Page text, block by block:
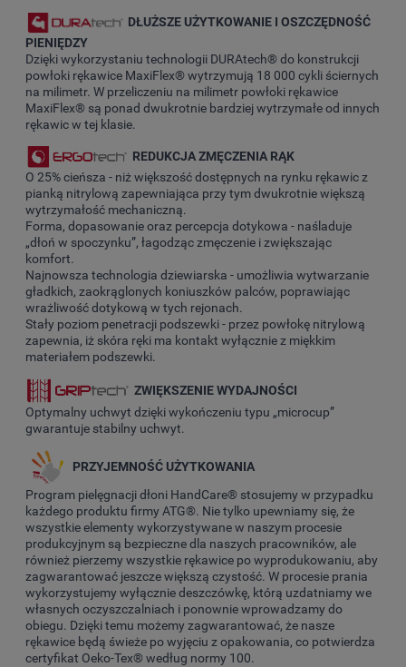
DŁUŻSZE UŻYTKOWANIE I OSZCZĘDNOŚĆ
PIENIĘDZY
Dzięki wykorzystaniu technologii DURAtech® do konstrukcji
powłoki rękawice MaxiFlex® wytrzymują 18 000 cykli ściernych
na milimetr. W przeliczeniu na milimetr powłoki rękawice
MaxiFlex® są ponad dwukrotnie bardziej wytrzymałe od innych
rękawic w tej klasie.
REDUKCJA ZMĘCZENIA RĄK
O 25% cieńsza - niż większość dostępnych na rynku rękawic z
pianką nitrylową zapewniająca przy tym dwukrotnie większą
wytrzymałość mechaniczną.
Forma, dopasowanie oraz percepcja dotykowa - naśladuje
„dłoń w spoczynku”, łagodząc zmęczenie i zwiększając
komfort.
Najnowsza technologia dziewiarska - umożliwia wytwarzanie
gładkich, zaokrąglonych koniuszków palców, poprawiając
wrażliwość dotykową w tych rejonach.
Stały poziom penetracji podszewki - przez powłokę nitrylową
zapewnia, iż skóra ręki ma kontakt wyłącznie z miękkim
materiałem podszewki.
ZWIĘKSZENIE WYDAJNOŚCI
Optymalny uchwyt dzięki wykończeniu typu „microcup”
gwarantuje stabilny uchwyt.
PRZYJEMNOŚĆ UŻYTKOWANIA
Program pielęgnacji dłoni HandCare® stosujemy w przypadku
każdego produktu firmy ATG®. Nie tylko upewniamy się, że
wszystkie elementy wykorzystywane w naszym procesie
produkcyjnym są bezpieczne dla naszych pracowników, ale
również pierzemy wszystkie rękawice po wyprodukowaniu, aby
zagwarantować jeszcze większą czystość. W procesie prania
wykorzystujemy wyłącznie deszczówkę, którą uzdatniamy we
własnych oczyszczalniach i ponownie wprowadzamy do
obiegu. Dzięki temu możemy zagwarantować, że nasze
rękawice będą świeże po wyjęciu z opakowania, co potwierdza
certyfikat Oeko-Tex® według normy 100.